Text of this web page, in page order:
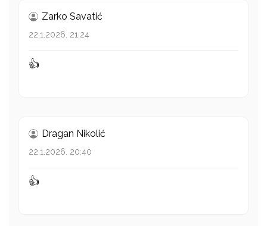
Zarko Savatić
22.1.2026. 21:24
👍
Dragan Nikolić
22.1.2026. 20:40
👍